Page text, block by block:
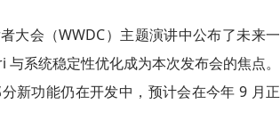
大会（WWDC）主题演讲中公布了未来一
系统稳定性优化成为本次发布会的焦点。
新功能仍在开发中，预计会在今年 9 月正